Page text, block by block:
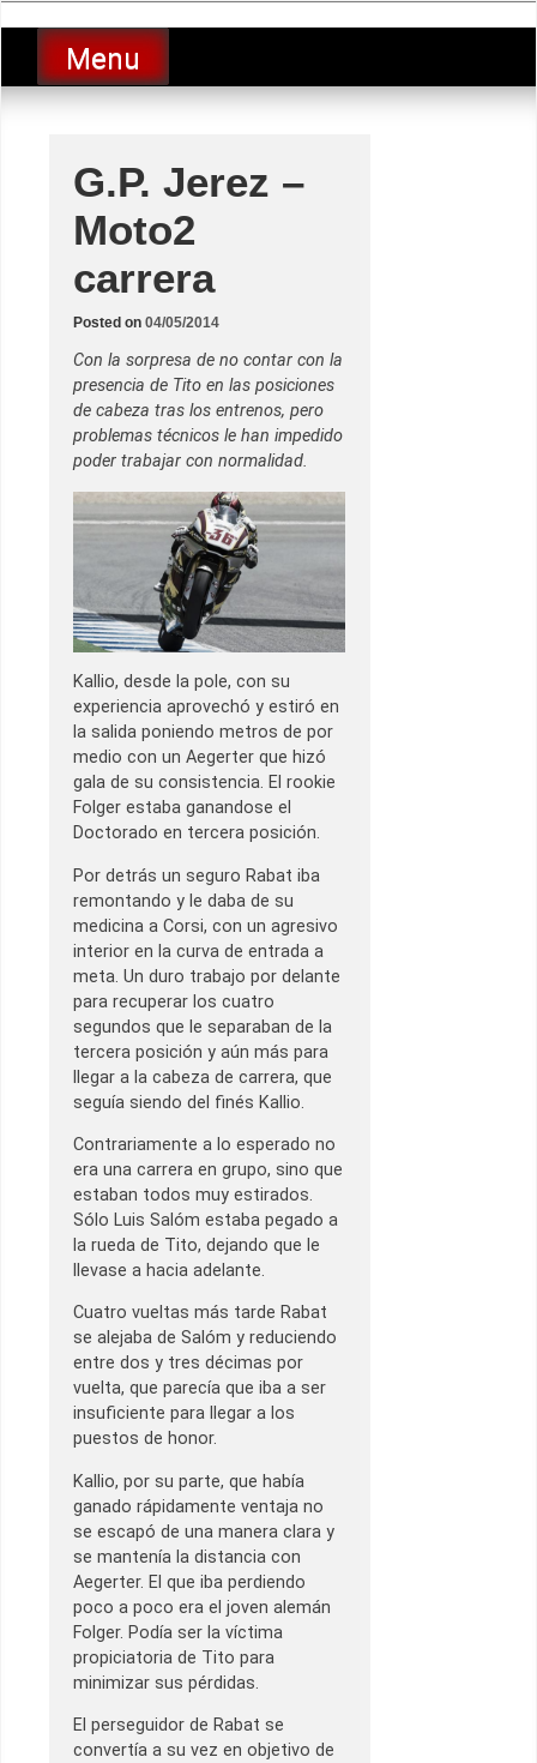
to
contentLucio Lopez GP
luciolopezgp
Menu
G.P. Jerez –
Moto2
carrera
Posted on 04/05/2014
Con la sorpresa de no contar con la
presencia de Tito en las posiciones
de cabeza tras los entrenos, pero
problemas técnicos le han impedido
poder trabajar con normalidad.
Kallio, desde la pole, con su
experiencia aprovechó y estiró en
la salida poniendo metros de por
medio con un Aegerter que hizó
gala de su consistencia. El rookie
Folger estaba ganandose el
Doctorado en tercera posición.
Por detrás un seguro Rabat iba
remontando y le daba de su
medicina a Corsi, con un agresivo
interior en la curva de entrada a
meta. Un duro trabajo por delante
para recuperar los cuatro
segundos que le separaban de la
tercera posición y aún más para
llegar a la cabeza de carrera, que
seguía siendo del finés Kallio.
Contrariamente a lo esperado no
era una carrera en grupo, sino que
estaban todos muy estirados.
Sólo Luis Salóm estaba pegado a
la rueda de Tito, dejando que le
llevase a hacia adelante.
Cuatro vueltas más tarde Rabat
se alejaba de Salóm y reduciendo
entre dos y tres décimas por
vuelta, que parecía que iba a ser
insuficiente para llegar a los
puestos de honor.
Kallio, por su parte, que había
ganado rápidamente ventaja no
se escapó de una manera clara y
se mantenía la distancia con
Aegerter. El que iba perdiendo
poco a poco era el joven alemán
Folger. Podía ser la víctima
propiciatoria de Tito para
minimizar sus pérdidas.
El perseguidor de Rabat se
convertía a su vez en objetivo de